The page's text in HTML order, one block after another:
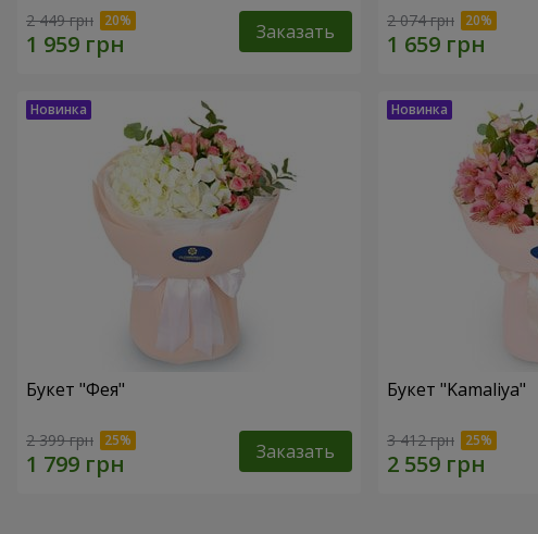
2 449 грн Заказать 2 074 грн
Букет "Фея"
2 399 грн Заказать
Букет "Kamaliya"
3 412 грн